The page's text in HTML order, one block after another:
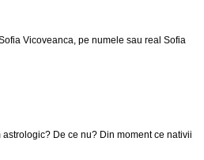
Vicoveanca, pe numele sau real Sofia
De ce nu? Din moment ce nativii